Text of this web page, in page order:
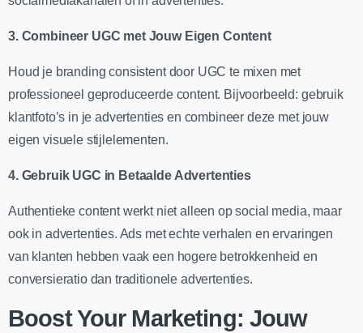
3. Combineer UGC met Jouw Eigen Content
Houd je branding consistent door UGC te mixen met
professioneel geproduceerde content. Bijvoorbeeld: gebruik
klantfoto’s in je advertenties en combineer deze met jouw
eigen visuele stijlelementen.
4. Gebruik UGC in Betaalde Advertenties
Authentieke content werkt niet alleen op social media, maar
ook in advertenties. Ads met echte verhalen en ervaringen
van klanten hebben vaak een hogere betrokkenheid en
conversieratio dan traditionele advertenties.
Boost Your Marketing: Jouw